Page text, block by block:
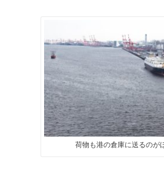
荷物も港の倉庫に送るのが